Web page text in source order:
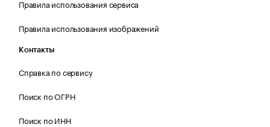
Правила использования сервиса
Правила использования изображений
Контакты
Справка по сервису
Поиск по ОГРН
Поиск по ИНН